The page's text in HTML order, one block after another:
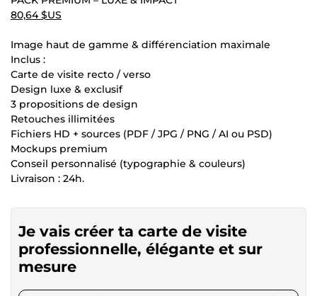
80,64 $US
Image haut de gamme & différenciation maximale
Inclus :
Carte de visite recto / verso
Design luxe & exclusif
3 propositions de design
Retouches illimitées
Fichiers HD + sources (PDF / JPG / PNG / AI ou PSD)
Mockups premium
Conseil personnalisé (typographie & couleurs)
Livraison : 24h.
Je vais créer ta carte de visite
professionnelle, élégante et sur
mesure